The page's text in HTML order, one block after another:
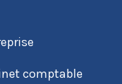
comptable